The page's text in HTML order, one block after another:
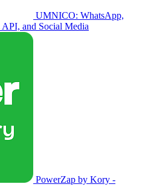
UMNICO: WhatsApp,
and Social Media
PowerZap by Kory -